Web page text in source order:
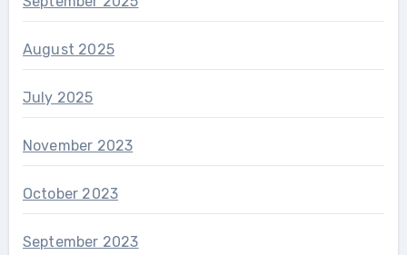
August 2025
July 2025
November 2023
October 2023
September 2023